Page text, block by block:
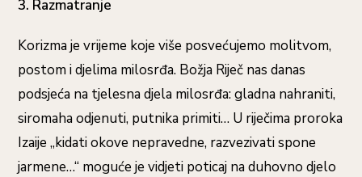
3. Razmatranje
Korizma je vrijeme koje više posvećujemo molitvom,
postom i djelima milosrđa. Božja Riječ nas danas
podsjeća na tjelesna djela milosrđa: gladna nahraniti,
siromaha odjenuti, putnika primiti… U riječima proroka
Izaije „kidati okove nepravedne, razvezivati spone
jarmene…“ moguće je vidjeti poticaj na duhovno djelo